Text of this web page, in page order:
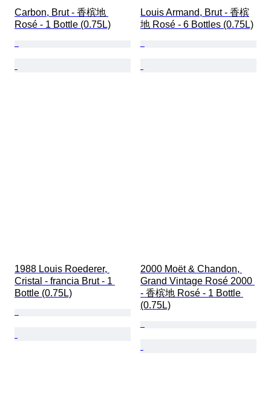
Carbon, Brut - 香槟地
Rosé - 1 Bottle (0.75L)
Louis Armand, Brut - 香槟
地 Rosé - 6 Bottles (0.75L)
1988 Louis Roederer,
Cristal - francia Brut - 1
Bottle (0.75L)
2000 Moët & Chandon,
Grand Vintage Rosé 2000
- 香槟地 Rosé - 1 Bottle
(0.75L)